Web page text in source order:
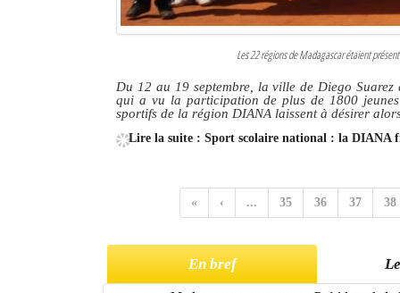
Les 22 régions de Madagascar étaient
Du 12 au 19 septembre, la ville de Diego
qui a vu la participation de plus de 1800
sportifs de la région DIANA laissent à désirer
Lire la suite : Sport scolaire national : la DIANA
« ‹ ... 35 36 37 38
En bref